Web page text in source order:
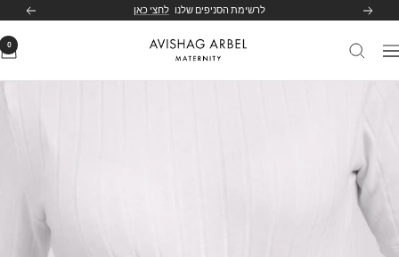
הקודם לרשימת הסניפים שלנו לחצי כאן הבא
ניווט
Avishag
0